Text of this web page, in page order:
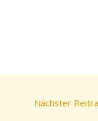
Nächster